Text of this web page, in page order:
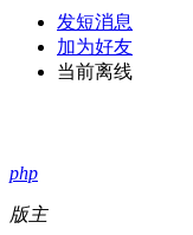
发短消息
加为好友
当前离线
php
版主